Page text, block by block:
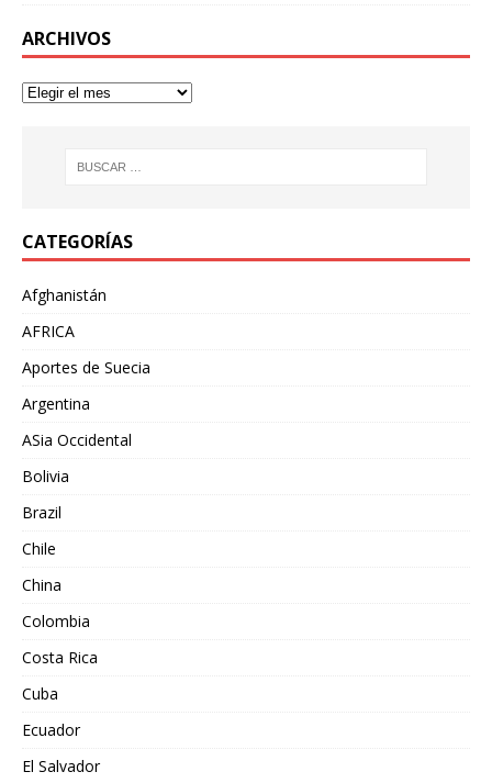
ARCHIVOS
CATEGORÍAS
Afghanistán
AFRICA
Aportes de Suecia
Argentina
ASia Occidental
Bolivia
Brazil
Chile
China
Colombia
Costa Rica
Cuba
Ecuador
El Salvador